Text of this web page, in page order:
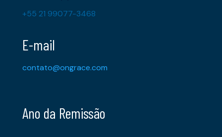
+55 21 99077-3468
E-mail
contato@ongrace.com
Ano da Remissão